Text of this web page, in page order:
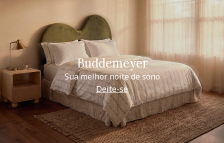
Buddemeyer
Sua melhor noite de sono
Deite-se